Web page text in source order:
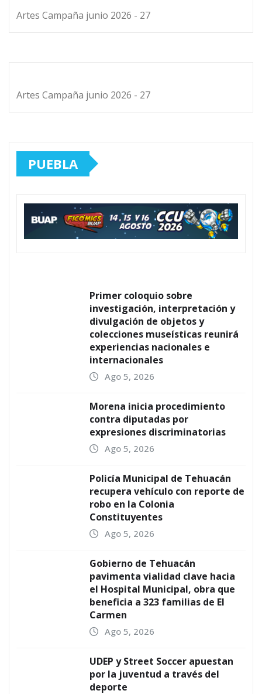
Artes Campaña junio 2026 - 27
Artes Campaña junio 2026 - 27
PUEBLA
Primer coloquio sobre
investigación, interpretación y
divulgación de objetos y
colecciones museísticas reunirá
experiencias nacionales e
internacionales
Ago 5, 2026
Morena inicia procedimiento
contra diputadas por
expresiones discriminatorias
Ago 5, 2026
Policía Municipal de Tehuacán
recupera vehículo con reporte de
robo en la Colonia
Constituyentes
Ago 5, 2026
Gobierno de Tehuacán
pavimenta vialidad clave hacia
el Hospital Municipal, obra que
beneficia a 323 familias de El
Carmen
Ago 5, 2026
UDEP y Street Soccer apuestan
por la juventud a través del
deporte